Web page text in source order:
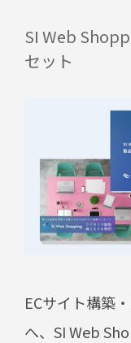
SI Web
セット
ECサイト構築
へ、SI Web